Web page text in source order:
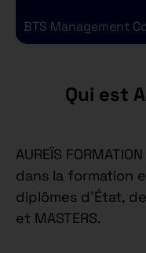
BTS Management
Qui est
AUREÏS
dans la formation
diplômes d’État,
et MASTERS.